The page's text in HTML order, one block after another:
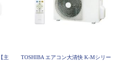
主
TOSHIBA エアコン大清快 K-Mシリー